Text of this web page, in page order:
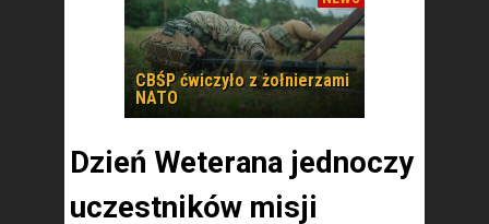
CBŚP ćwiczyło z żołnierzami
NATO
Dzień Weterana jednoczy
uczestników misji